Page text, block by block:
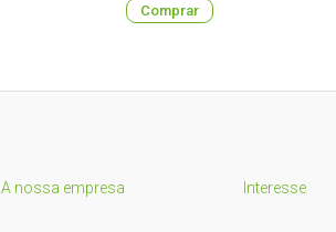
Comprar
A nossa empresa Interesse